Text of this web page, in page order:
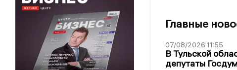
Главные
07/08/2026 11:55
В Тульской
депутаты